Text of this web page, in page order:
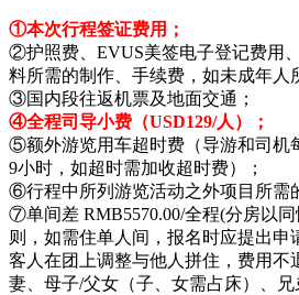
①本次行程签证费用；
②护照费、EVUS美签电子登记费用
料所需的制作、手续费，如未成年人
③国内段往返机票及地面交通；
④全程司导小费（USD129/人）；
⑤额外游览用车超时费（导游和司机
9小时，如超时需加收超时费）；
⑥行程中所列游览活动之外项目所需
⑦单间差 RMB5570.00/全程(分房以
则，如需住单人间，报名时应提出申
客人在团上调整与他人拼住，费用不
妻、母子/父女（子、女需占床）、